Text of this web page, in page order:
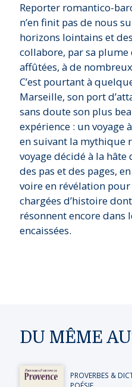
Reporter romantico-
n’en finit pas de nous
horizons lointains et
collabore, par sa plume
affûtées, à de
C’est pourtant à
Marseille, son port
sans doute son plus
expérience : un voyage
en suivant la mythique
voyage décidé à la
des pas et des pages,
voire en révélation
chargées d’histoire
résonnent encore dans
encaissées.
DU MÊME
PROVERBES &
POÉSIE